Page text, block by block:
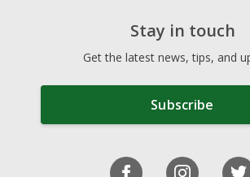
Stay in touch
Get the latest news, tips, and
Subscribe